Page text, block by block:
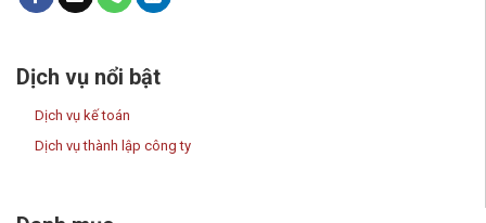
Dịch vụ nổi bật
Dịch vụ kế toán
Dịch vụ thành lập công ty